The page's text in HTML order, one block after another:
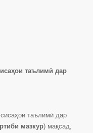
таълимӣ дар
таълимӣ дар
мазкур) мақсад,